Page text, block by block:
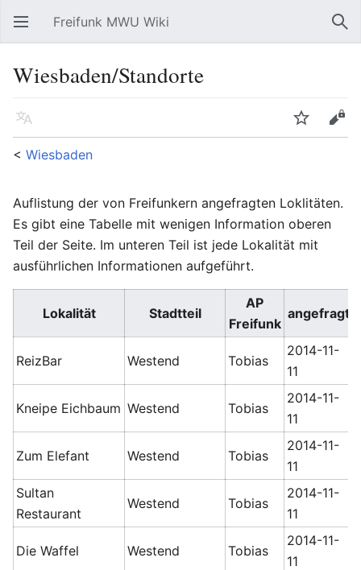
Hauptmenü öffnen Freifunk MWU Wiki
Wiesbaden/Standorte
Sprache Beobachten
Bearbeiten
< Wiesbaden
Auflistung der von Freifunkern angefragten Loklitäten.
Es gibt eine Tabelle mit wenigen Information oberen
Teil der Seite. Im unteren Teil ist jede Lokalität mit
ausführlichen Informationen aufgeführt.
Lokalität Stadtteil
AP
Freifunk
angefragt
ReizBar Westend Tobias
2014-11-
11
Kneipe Eichbaum Westend Tobias
2014-11-
11
Zum Elefant Westend Tobias
2014-11-
11
Sultan
Restaurant
Westend Tobias
2014-11-
11
Die Waffel Westend Tobias
2014-11-
11